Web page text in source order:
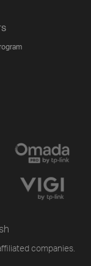
companies.